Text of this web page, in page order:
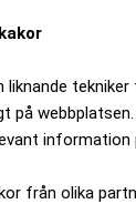
liknande
på
information
från olika